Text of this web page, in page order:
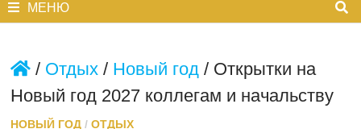
МЕНЮ
/ Отдых/ Новый год/ Открытки на
Новый год 2027 коллегам и начальству
НОВЫЙ ГОД/ ОТДЫХ